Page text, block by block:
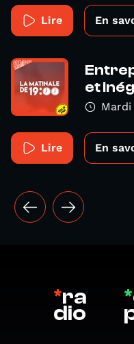
Lire En
et
Mardi
Lire En
*ra
dio
*